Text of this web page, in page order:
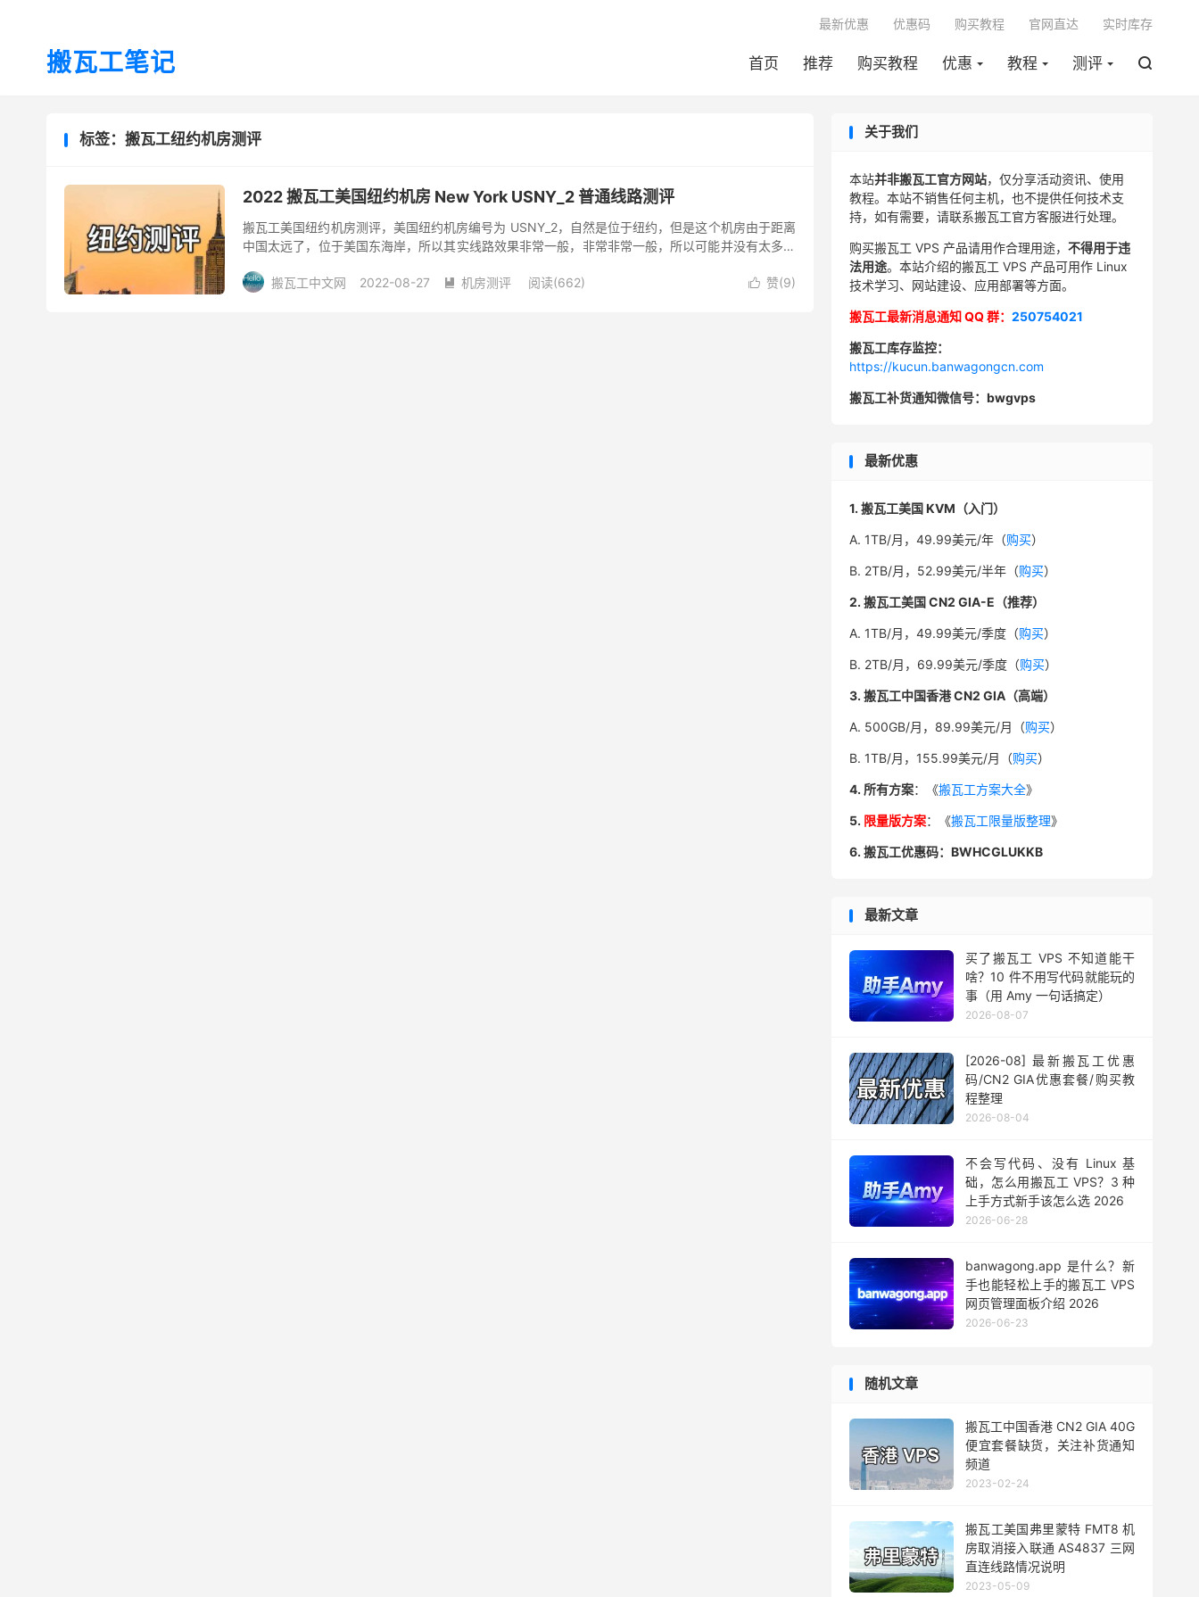
搬瓦工笔记 首页 推荐 购买教程 优惠 教程 测评 
最新优惠 优惠码 购买教程 官网直达 实时库存
标签：搬瓦工纽约机房测评
2022 搬瓦工美国纽约机房 New York USNY_2 普通线路测评
搬瓦工美国纽约机房测评，美国纽约机房编号为 USNY_2，自然是位于纽约，但是这个机房由于距离
中国太远了，位于美国东海岸，所以其实线路效果非常一般，非常非常一般，所以可能并没有太多朋
搬瓦工中文网
2022-08-27  机房测评 阅读(662)  赞(9)
关于我们
本站并非搬瓦工官方网站，仅分享活动资讯、使用
教程。本站不销售任何主机，也不提供任何技术支
持，如有需要，请联系搬瓦工官方客服进行处理。
购买搬瓦工 VPS 产品请用作合理用途， 不得用于违
法用途。本站介绍的搬瓦工 VPS 产品可用作 Linux
技术学习、网站建设、应用部署等方面。
搬瓦工最新消息通知 QQ 群： 250754021
搬瓦工库存监控：
https://kucun.banwagongcn.com
搬瓦工补货通知微信号：bwgvps
最新优惠
1. 搬瓦工美国 KVM（入门）
A. 1TB/月，49.99美元/年（购买）
B. 2TB/月，52.99美元/半年（购买）
2. 搬瓦工美国 CN2 GIA-E（推荐）
A. 1TB/月，49.99美元/季度（购买）
B. 2TB/月，69.99美元/季度（购买）
3. 搬瓦工中国香港 CN2 GIA（高端）
A. 500GB/月，89.99美元/月（购买）
B. 1TB/月，155.99美元/月（购买）
4. 所有方案：《搬瓦工方案大全》
5. 限量版方案：《搬瓦工限量版整理》
6. 搬瓦工优惠码：BWHCGLUKKB
最新文章
买了搬瓦工 VPS 不知道能干
啥？10 件不用写代码就能玩的
事（用 Amy 一句话搞定）
2026-08-07
[2026-08] 最新搬瓦工优惠
码/CN2 GIA优惠套餐/购买教
程整理
2026-08-04
不会写代码、没有 Linux 基
础，怎么用搬瓦工 VPS？3 种
上手方式新手该怎么选 2026
2026-06-28
banwagong.app 是什么？新
手也能轻松上手的搬瓦工 VPS
网页管理面板介绍 2026
2026-06-23
随机文章
搬瓦工中国香港 CN2 GIA 40G
便宜套餐缺货，关注补货通知
频道
2023-02-24
搬瓦工美国弗里蒙特 FMT8 机
房取消接入联通 AS4837 三网
直连线路情况说明
2023-05-09